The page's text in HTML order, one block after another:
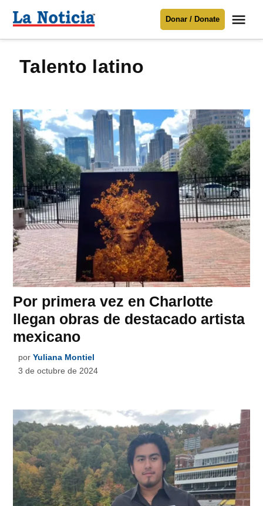
Para mantenerte informado necesitamos
contenido
Noticia
Donar / Donate
Talento latino
Por primera vez en Charlotte
llegan obras de destacado artista
mexicano
por Yuliana Montiel
3 de octubre de 2024